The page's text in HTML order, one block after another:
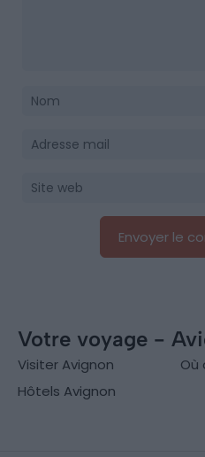
Votre voyage -
Visiter Avignon
Où
Hôtels Avignon